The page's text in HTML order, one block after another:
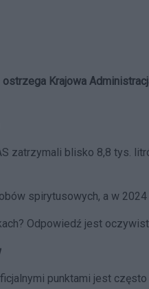
Krajowa
zatrzymali blisko 8,8 tys.
spirytusowych, a w 2024
Odpowiedź jest
punktami jest